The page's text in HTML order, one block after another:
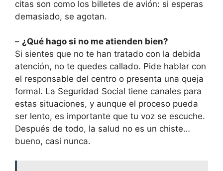
citas son como los billetes de avión: si esperas
demasiado, se agotan.
– ¿Qué hago si no me atienden bien?
Si sientes que no te han tratado con la debida
atención, no te quedes callado. Pide hablar con
el responsable del centro o presenta una queja
formal. La Seguridad Social tiene canales para
estas situaciones, y aunque el proceso pueda
ser lento, es importante que tu voz se escuche.
Después de todo, la salud no es un chiste…
bueno, casi nunca.